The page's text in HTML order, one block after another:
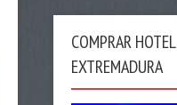
COMPRAR HOTEL
EXTREMADURA